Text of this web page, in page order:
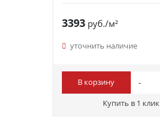
3393руб./м²
уточнить наличие
В корзину
Купить в 1 клик